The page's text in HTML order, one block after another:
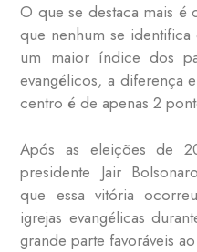
O que se destaca mais é
que nenhum se
um maior índice dos
evangélicos, a diferença
centro é de apenas 2
Após as eleições de
presidente Jair
que essa vitória
igrejas evangélicas
grande parte favoráveis